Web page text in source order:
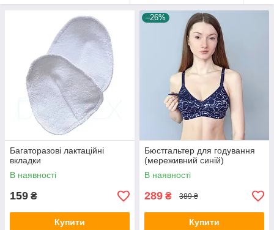
Багаторазові лактаційні
вкладки
В наявності
159 ₴
Купити
–26%
Бюстгальтер для годування
(мереживний синій)
В наявності
289 ₴ 389 ₴
Купити